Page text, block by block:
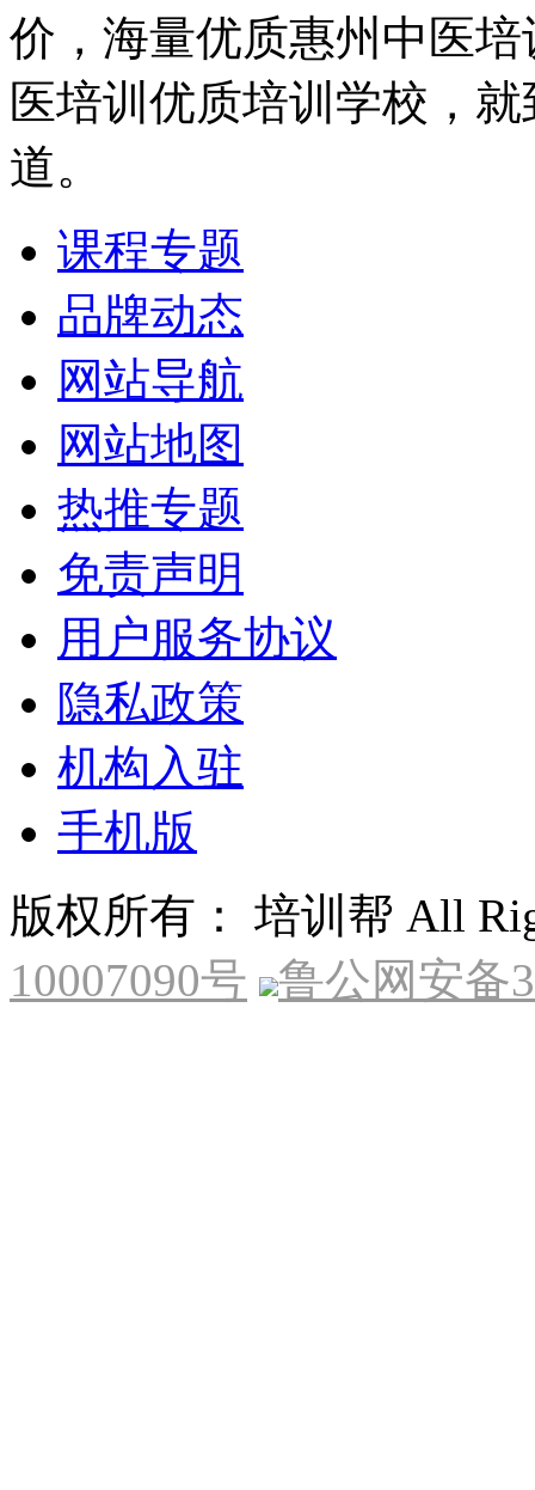
价，海量优质惠州中医
医培训优质培训学校，
道。
课程专题
品牌动态
网站导航
网站地图
热推专题
免责声明
用户服务协议
隐私政策
机构入驻
手机版
版权所有： 培训帮 All
10007090号
鲁公网安备